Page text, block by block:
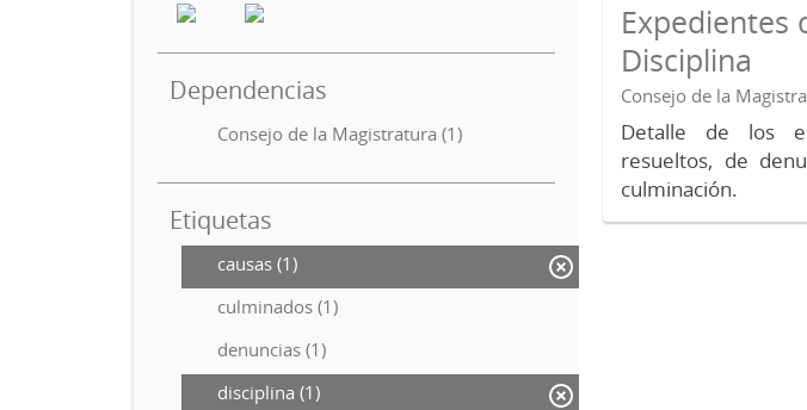
Dependencias
Consejo de la Magistratura (1)
Etiquetas
causas (1)
culminados (1)
denuncias (1)
disciplina (1)
Expedientes
Disciplina
Consejo de la
Detalle de los
resueltos, de
culminación.